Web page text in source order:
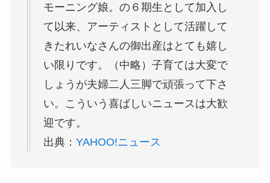
モーニング娘。の６期生として加入し
て以来、アーティストとして活躍して
きたれいなさんの御出産はとても嬉し
い限りです。（中略）子育ては大変で
しょうが夫婦二人三脚で頑張って下さ
い。こういう喜ばしいニュースは大歓
迎です。
出典： YAHOO!ニュース